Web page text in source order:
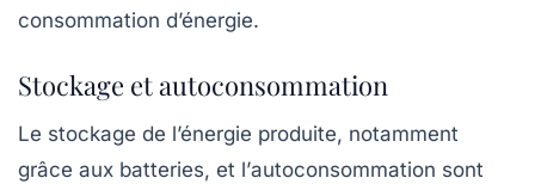
consommation d’énergie.
Stockage et autoconsommation
Le stockage de l’énergie produite, notamment
grâce aux batteries, et l’autoconsommation sont